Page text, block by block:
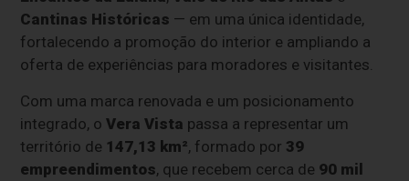
Cantinas Históricas — em uma única identidade,
fortalecendo a promoção do interior e ampliando a
oferta de experiências para moradores e visitantes.
Com uma marca renovada e um posicionamento
integrado, oVera Vista passa a representar um
território de 147,13 km², formado por 39
empreendimentos, que recebem cerca de 90 mil